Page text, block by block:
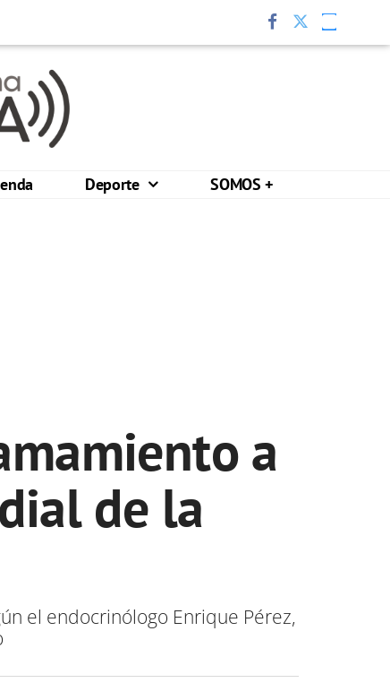
Deporte SOMOS +
a
de la
el endocrinólogo Enrique Pérez,